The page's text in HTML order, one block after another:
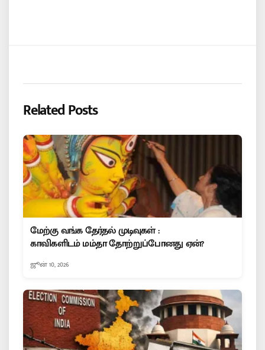
Related Posts
மேற்கு வங்க தேர்தல் முடிவுகள் :
காவிகளிடம் மம்தா தோற்றுப்போனது ஏன்?
ஜூன் 10, 2026